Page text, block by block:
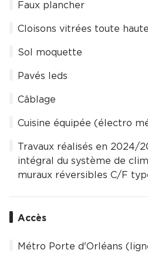
Faux plancher
Cloisons vitrées toute
Sol moquette
Pavés leds
Câblage
Cuisine équipée (électro
Travaux réalisés en 2024/
intégral du système de
muraux réversibles C/F
Accès
Métro Porte d'Orléans